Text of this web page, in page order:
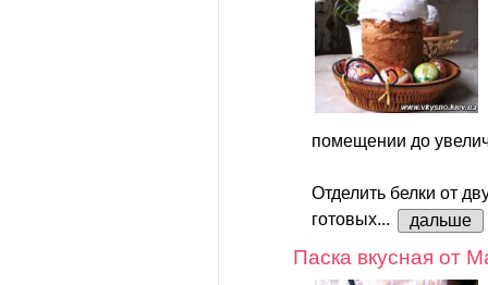
помещении до
Отделить белки от
готовых...
дальше
Паска вкусная от